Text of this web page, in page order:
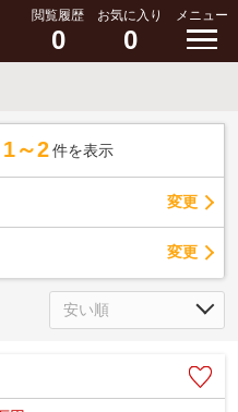
閲覧履歴
0
お気に入り
0
メニュー
1～2 件を表示
変更
変更